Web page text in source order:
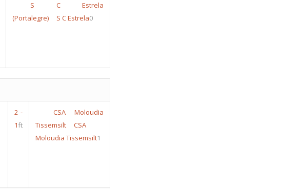
S C Estrela
(Portalegre)
S C Estrela0
2 -
1ft
CSA Moloudia
Tissemsilt
CSA
Moloudia Tissemsilt1